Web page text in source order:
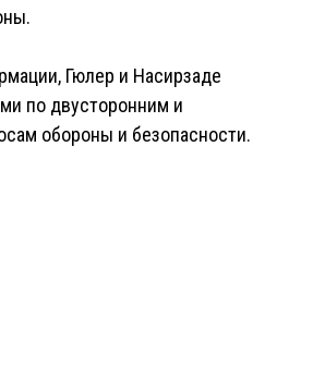
Гюлер и Насирзаде
по двусторонним и
обороны и безопасности.